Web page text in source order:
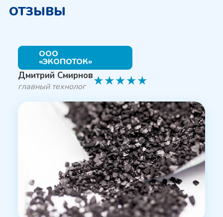
ОТЗЫВЫ
ООО
«ЭКОПОТОК»
Дмитрий Смирнов
главный технолог ★★★★★